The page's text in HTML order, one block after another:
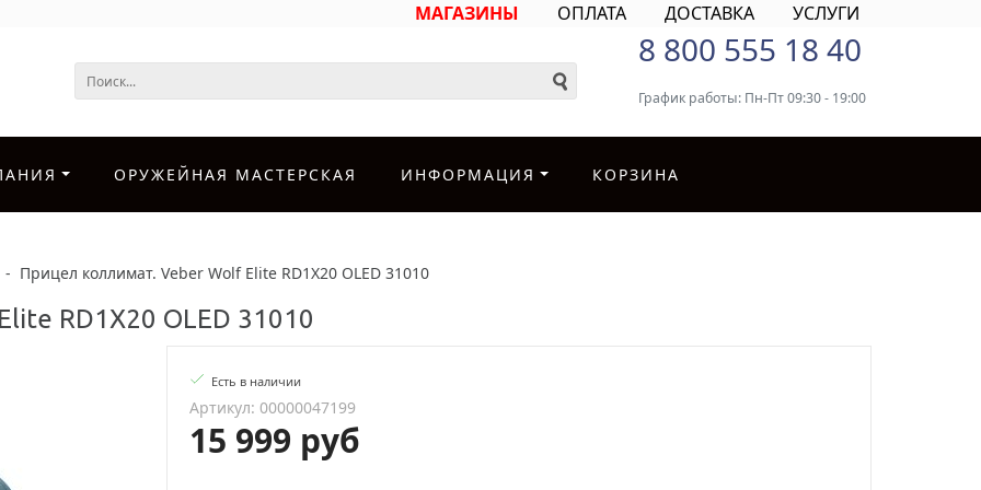
МАГАЗИНЫ ОПЛАТА ДОСТАВКА УСЛУГИ
8 800 555 18 40
График работы: Пн-Пт 09:30 - 19:00
ОРУЖЕЙНАЯ МАСТЕРСКАЯ ИНФОРМАЦИЯ КОРЗИНА
- Прицел коллимат. Veber Wolf Elite RD1X20 OLED 31010
RD1X20 OLED 31010
Есть в наличии
Артикул: 00000047199
15 999 руб